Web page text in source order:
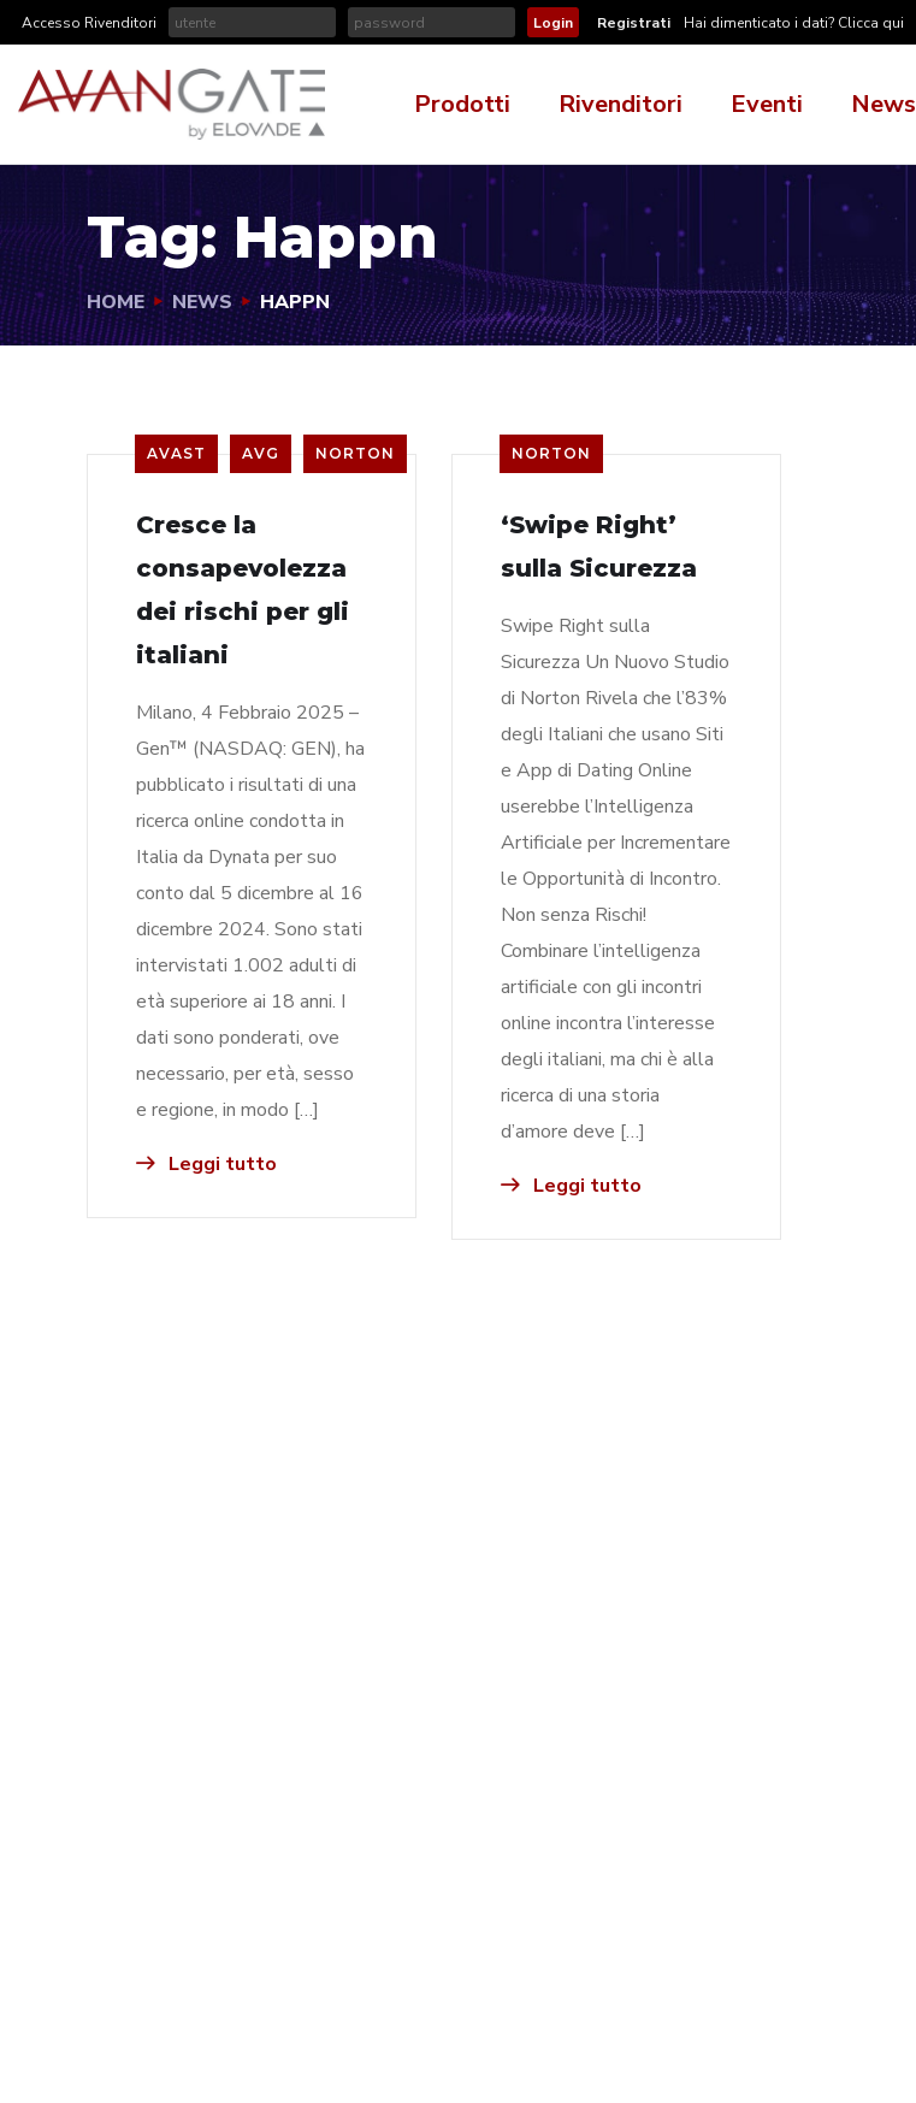
Accesso Rivenditori Registrati Hai dimenticato i dati? Clicca qui
Prodotti Rivenditori Eventi News
Tag:Happn
HOME NEWS HAPPN
AVAST AVG NORTON
Cresce la
consapevolezza
dei rischi per gli
italiani
Milano, 4 Febbraio 2025 –
Gen™ (NASDAQ: GEN), ha
pubblicato i risultati di una
ricerca online condotta in
Italia da Dynata per suo
conto dal 5 dicembre al 16
dicembre 2024. Sono stati
intervistati 1.002 adulti di
età superiore ai 18 anni. I
dati sono ponderati, ove
necessario, per età, sesso
e regione, in modo […]
Leggi tutto
NORTON
‘Swipe Right’
sulla Sicurezza
Swipe Right sulla
Sicurezza Un Nuovo Studio
di Norton Rivela che l’83%
degli Italiani che usano Siti
e App di Dating Online
userebbe l’Intelligenza
Artificiale per Incrementare
le Opportunità di Incontro.
Non senza Rischi!
Combinare l’intelligenza
artificiale con gli incontri
online incontra l’interesse
degli italiani, ma chi è alla
ricerca di una storia
d’amore deve […]
Leggi tutto